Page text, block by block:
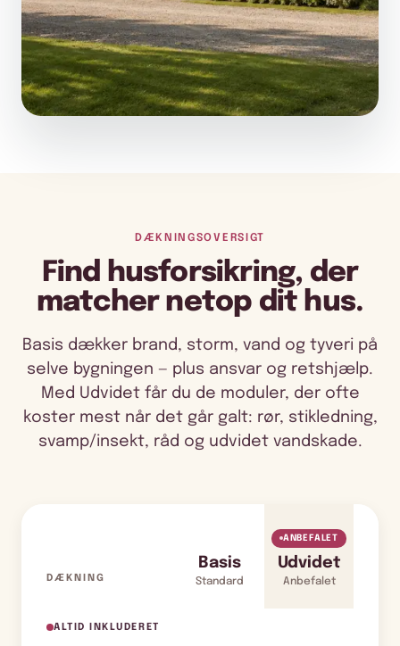
DÆKNINGSOVERSIGT
Find husforsikring, der
matcher netop dit hus.
Basis dækker brand, storm, vand og tyveri på
selve bygningen — plus ansvar og retshjælp.
Med Udvidet får du de moduler, der ofte
koster mest når det går galt: rør, stikledning,
svamp/insekt, råd og udvidet vandskade.
DÆKNING
Basis
Standard
ANBEFALET
Udvidet
Anbefalet
ALTID INKLUDERET